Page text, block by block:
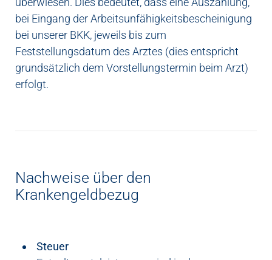
bei Eingang der Arbeitsunfähigkeitsbescheinigung
bei unserer BKK, jeweils bis zum
Feststellungsdatum des Arztes (dies entspricht
grundsätzlich dem Vorstellungstermin beim Arzt)
erfolgt.
Nachweise über den
Krankengeldbezug
Steuer